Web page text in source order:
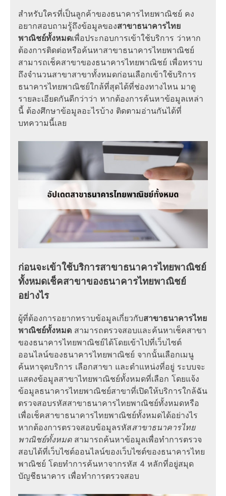
สำหรับใครที่เป็นลูกค้าของธนาคารไทยพาณิชย์ คง
อยากสอบถามรู้ถึงข้อมูลของสาขาธนาคารไทย
พาณิชย์ทั้งหมดเพื่อประกอบการเข้าใช้บริการ ว่าหาก
ต้องการติดต่อหรือค้นหาสาขาธนาคารไทยพาณิชย์
สามารถเช็คสาขาของธนาคารไทยพาณิชย์ เพื่อทราบ
ถึงจำนวนสาขาสาขาทั้งหมดก่อนเลือกเข้าใช้บริการ
ธนาคารไทยพาณิชย์ใกล้ที่สุดได้ที่ช่องทางไหน มาดู
รายละเอียดกันดีกว่าว่า หากต้องการค้นหาข้อมูลเหล่า
นี้ ต้องศึกษาข้อมูลอะไรบ้าง ติดตามอ่านกันได้ที่
บทความนี้เลย
ก่อนจะเข้าใช้บริการสาขาธนาคารไทยพาณิชย์
ทั้งหมดเช็คสาขาของธนาคารไทยพาณิชย์
อย่างไร
ผู้ที่ต้องการอยากทราบข้อมูลเกี่ยวกับสาขาธนาคารไทย
พาณิชย์ทั้งหมด สามารถตรวจสอบและค้นหาเช็คสาขา
ของธนาคารไทยพาณิชย์ได้โดยเข้าไปที่เว็บไซต์
ออนไลน์ของธนาคารไทยพาณิชย์ จากนั้นเลือกเมนู
ค้นหาจุดบริการ เลือกสาขา และตำแหน่งที่อยู่ ระบบจะ
แสดงข้อมูลสาขาไทยพาณิชย์ทั้งหมดที่เลือก โดยแจ้ง
ข้อมูลธนาคารไทยพาณิชย์สาขาที่เปิดให้บริการใกล้ฉัน
ตรวจสอบรหัสสาขาธนาคารไทยพาณิชย์ทั้งหมดหรือ
เพื่อเช็คสาขาธนาคารไทยพาณิชย์ทั้งหมดได้อย่างไร
หากต้องการตรวจสอบข้อมูลรหัสสาขาธนาคารไทย
พาณิชย์ทั้งหมดสามารถค้นหาข้อมูลเพื่อทำการตรวจ
สอบได้ที่เว็บไซต์ออนไลน์ของเว็บไซต์ของธนาคารไทย
พาณิชย์ โดยทำการค้นหาจากรหัส 4 หลักที่อยู่สมุด
บัญชีธนาคาร เพื่อทำการตรวจสอบ